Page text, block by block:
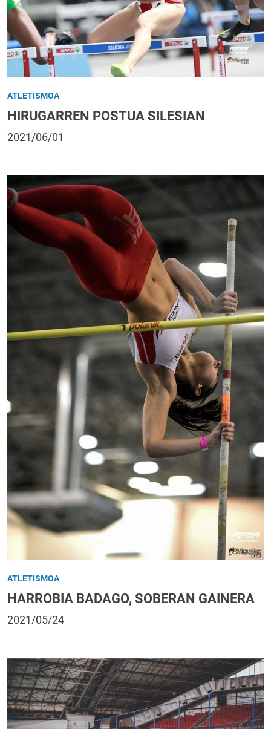
ATLETISMOA
HIRUGARREN POSTUA SILESIAN
2021/06/01
ATLETISMOA
HARROBIA BADAGO, SOBERAN GAINERA
2021/05/24